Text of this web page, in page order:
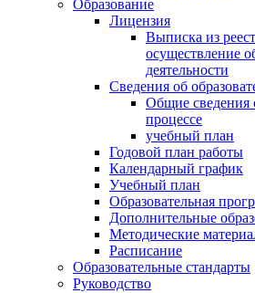
Образование
Лицензия
Выписка из
осуществление
деятельности
Сведения об
Общие сведения
процессе
учебный план
Годовой план работы
Календарный график
Учебный план
Образовательная
Дополнительные
Методические
Расписание
Образовательные стандарты
Руководство